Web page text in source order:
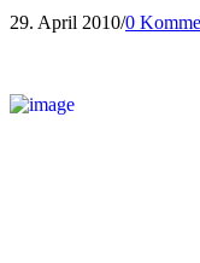
29. April 2010/0